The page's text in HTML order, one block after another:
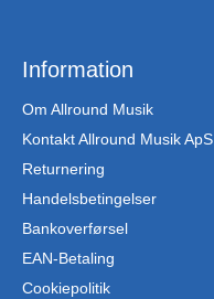
Information
Om Allround Musik
Kontakt Allround Musik ApS
Returnering
Handelsbetingelser
Bankoverførsel
EAN-Betaling
Cookiepolitik